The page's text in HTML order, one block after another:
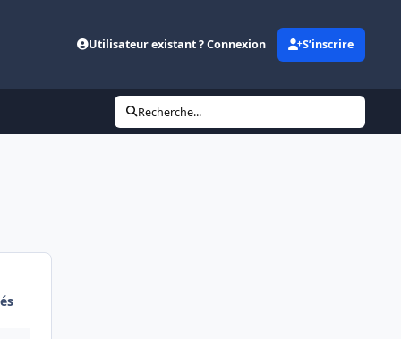
Utilisateur existant ? Connexion S’inscrire
Recherche...